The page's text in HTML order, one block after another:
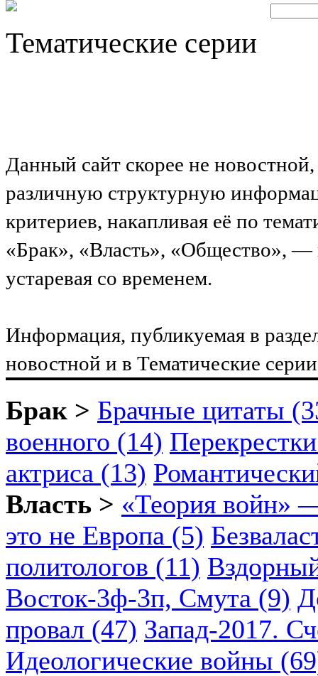
Тематические серии
Данный сайт скорее не
различную структурную
критериев, накапливая её по
«Брак», «Власть», «Общество», —
устаревая со временем.
Информация, публикуемая в
новостной и в Тематические
Брак > Брачные цитаты
военного (14)
актриса (13)
Власть > «Теория войн»
это не Европа (5)
политологов (11)
Восток-3ф-3п, Смута (9)
провал (47) Запад-2017.
Идеологические войны